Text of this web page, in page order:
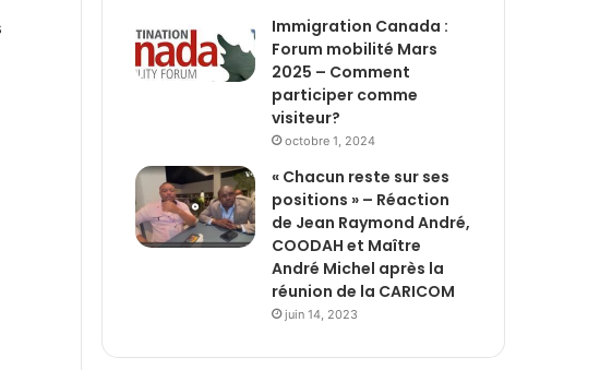
Immigration Canada :
Forum mobilité Mars
2025 – Comment
participer comme
visiteur?
octobre 1, 2024
« Chacun reste sur ses
positions » – Réaction
de Jean Raymond André,
COODAH et Maître
André Michel après la
réunion de la CARICOM
juin 14, 2023